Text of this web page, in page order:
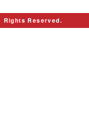
Rights Reserved.